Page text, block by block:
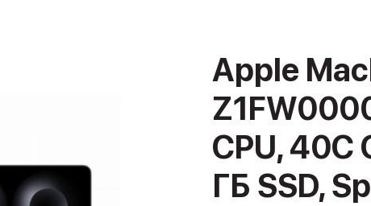
Apple
CPU, 40C
ГБ SSD,